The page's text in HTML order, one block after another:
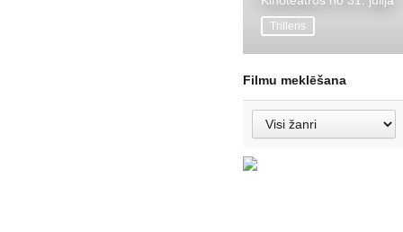
Trilleris
Filmu meklēšana